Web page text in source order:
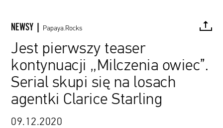
NEWSY | Papaya.Rocks
Jest pierwszy teaser
kontynuacji „Milczenia owiec”.
Serial skupi się na losach
agentki Clarice Starling
09.12.2020
FACEBOOK TWITTER PINTEREST